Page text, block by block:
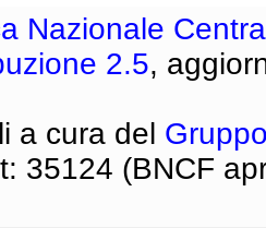
Nazionale
2.5,
a cura del
35124 (BNCF